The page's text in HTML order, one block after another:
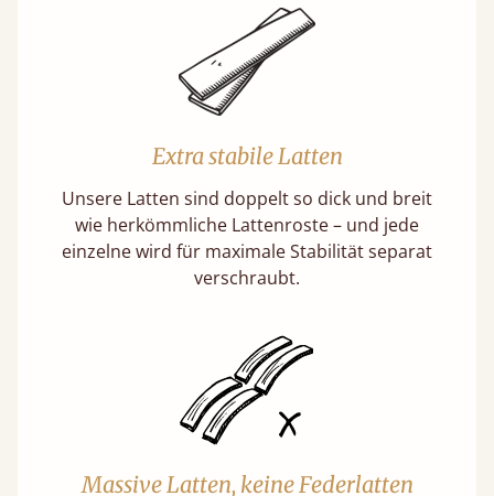
Extra stabile Latten
Unsere Latten sind doppelt so dick und breit
wie herkömmliche Lattenroste – und jede
einzelne wird für maximale Stabilität separat
verschraubt.
Massive Latten, keine Federlatten